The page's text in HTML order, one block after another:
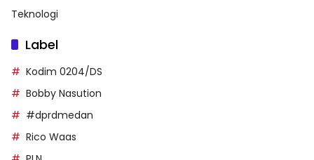
Teknologi
Label
Kodim 0204/DS
Bobby Nasution
#dprdmedan
Rico Waas